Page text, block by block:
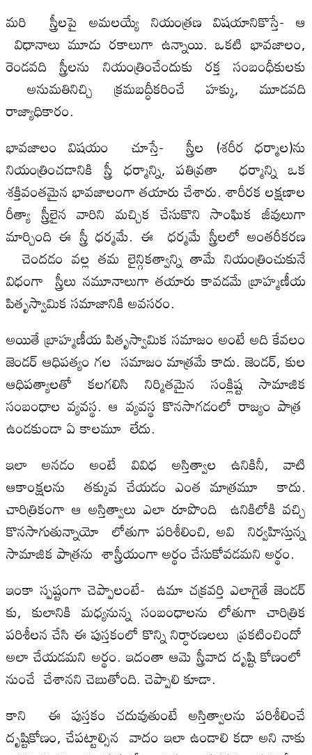
మరి స్త్రీలపై అమలయ్యే నియంత్రణ విషయానికొస్తే- ఆ
విధానాలు మూడు రకాలుగా ఉన్నాయి. ఒకటి భావజాలం,
రెండవది స్త్రీలను నియంత్రించేందుకు రక్త సంబంధీకులకు
అనుమతినిచ్చి క్రమబద్ధీకరించే హక్కు, మూడవది
రాజ్యాధికారం.
భావజాలం విషయం చూస్తే- స్త్రీల (శరీర ధర్మాల)ను
నియంత్రించడానికి స్త్రీ ధర్మాన్ని, పతివ్రతా ధర్మాన్ని ఒక
శక్తివంతమైన భావజాలంగా తయారు చేశారు. శారీరక లక్షణాల
రీత్యా స్త్రీలైన వారిని మచ్చిక చేసుకొని సాంఘిక జీవులుగా
మార్చింది ఈ స్త్రీ ధర్మమే. ఈ ధర్మమే స్త్రీలలో అంతరీకరణ
చెందడం వల్ల తమ లైన్గికత్వాన్ని తామే నియంత్రించుకునే
విధంగా స్త్రీలు నమూనాలుగా తయారు కావడమే బ్రాహ్మణీయ
పితృస్వామిక సమాజానికి అవసరం.
అయితే బ్రాహ్మణీయ పితృస్వామిక సమాజం అంటే అది కేవలం
జెండర్ ఆధిపత్యం గల సమాజం మాత్రమే కాదు. జెండర్, కుల
ఆధిపత్యాలతో కలగలిసి నిర్మితమైన సంక్లిష్ట సామాజిక
సంబంధాల వ్యవస్థ. ఆ వ్యవస్థ కొనసాగడంలో రాజ్యం పాత్ర
ఉండకుండా ఏ కాలమూ లేదు.
ఇలా అనడం అంటే వివిధ అస్తిత్వాల ఉనికినీ, వాటి
ఆకాంక్షలను తక్కువ చేయడం ఎంత మాత్రమూ కాదు.
చారిత్రికంగా ఆ అస్తిత్వాలు ఎలా రూపొంది ఉనికిలోకి వచ్చి
కొనసాగుతున్నాయో లోతుగా పరిశీలించి, అవి నిర్వహిస్తున్న
సామాజిక పాత్రను శాస్త్రీయంగా అర్థం చేసుకోవడమని అర్థం.
ఇంకా స్పష్టంగా చెప్పాలంటే- ఉమా చక్రవర్తి ఎలాగైతే జెండర్
కు, కులానికి మధ్యనున్న సంబంధాలను లోతుగా చారిత్రిక
పరిశీలన చేసి ఈ పుస్తకంలో కొన్ని నిర్ధారణలలు ప్రకటించిందో
అలా చేయడమని అర్థం. ఇదంతా ఆమె స్త్రీవాద దృష్టి కోణంలో
నుంచే చేశానని చెబుతోంది. చెప్పాలి కూడా.
కాని ఈ పుస్తకం చదువుతుంటే అస్తిత్వాలను పరిశీలించే
దృష్టికోణం, చేపట్టాల్సిన వాదం ఇలా ఉండాలి కదా అని నాకు